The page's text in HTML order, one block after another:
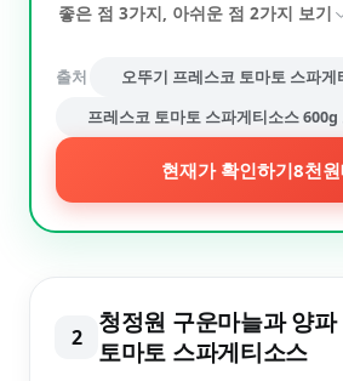
좋은 점 3가지, 아쉬운 점 2가지 보기
출처
오뚜기 프레스코 토마토 스파
프레스코 토마토 스파게티소스 600g
현재가 확인하기8천
2
청정원 구운마늘과 양파
토마토 스파게티소스